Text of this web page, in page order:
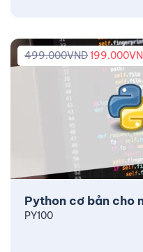
Python cơ bản cho
499.000VND199.000
PY100